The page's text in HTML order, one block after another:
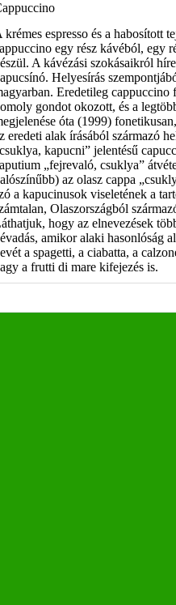
krémes espresso és a habosított
egy rész kávéból, egy
A kávézási szokásaikról
Helyesírás
Eredetileg cappuccino
gondot okozott, és a
óta (1999)
eredeti alak írásából származó
kapucni” jelentésű
„fejrevaló, csuklya”
az olasz cappa
a kapucinusok viseletének a
Olaszországból
hogy az elnevezések
amikor alaki hasonlóság
a spagetti, a ciabatta, a
a frutti di mare kifejezés is.